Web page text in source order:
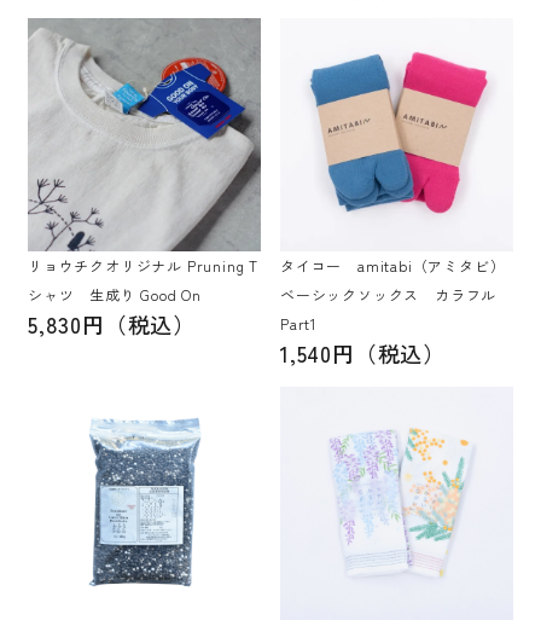
リョウチクオリジナル Pruning T
シャツ 生成り Good On
5,830円（税込）
タイコー amitabi（アミタビ）
ベーシックソックス カラフル
Part1
1,540円（税込）